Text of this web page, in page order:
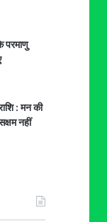
परमाणु
: मन की
नहीं